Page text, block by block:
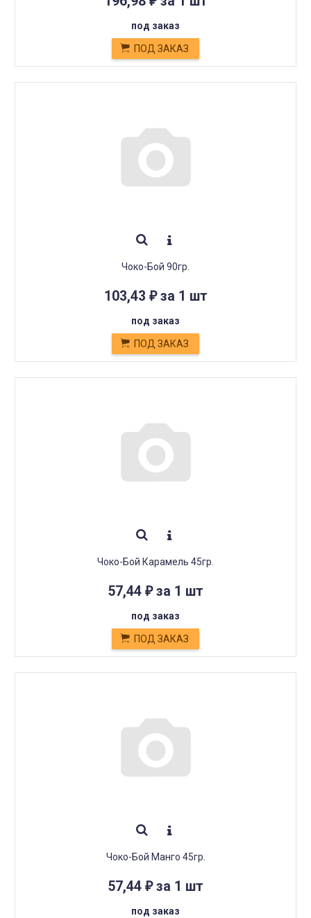
под заказ
ПОД ЗАКАЗ
Чоко-Бой 90гр.
103,43 ₽за 1 шт
под заказ
ПОД ЗАКАЗ
Чоко-Бой Карамель 45гр.
57,44 ₽за 1 шт
под заказ
ПОД ЗАКАЗ
Чоко-Бой Манго 45гр.
57,44 ₽за 1 шт
под заказ